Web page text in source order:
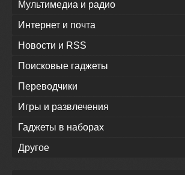
Мультимедиа и радио
Интернет и почта
Новости и RSS
Поисковые гаджеты
Переводчики
Игры и развлечения
Гаджеты в наборах
Другое